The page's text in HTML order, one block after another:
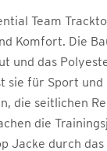
Team
Komfort. Die
und das
sie für Sport
die seitlichen
die
Jacke durch